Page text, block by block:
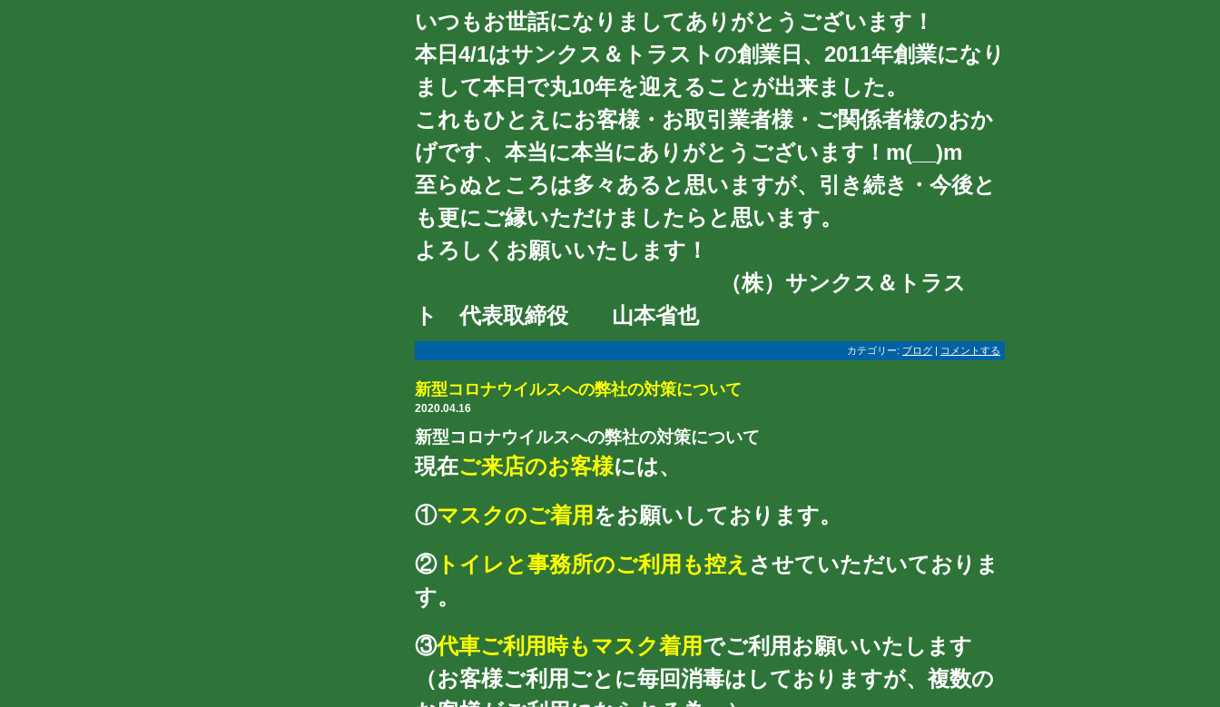
いつもお世話になりましてありがとうございます！
本日4/1はサンクス＆トラストの創業日、2011年創業になり
まして本日で丸10年を迎えることが出来ました。
これもひとえにお客様・お取引業者様・ご関係者様のおか
げです、本当に本当にありがとうございます！m(__)m
至らぬところは多々あると思いますが、引き続き・今後と
も更にご縁いただけましたらと思います。
よろしくお願いいたします！
（株）サンクス＆トラス
ト 代表取締役 山本省也
カテゴリー: ブログ | コメントする
新型コロナウイルスへの弊社の対策について
2020.04.16
新型コロナウイルスへの弊社の対策について
現在ご来店のお客様には、
①マスクのご着用 をお願いしております。
②トイレと事務所のご利用も控え させていただいておりま
す。
③代車ご利用時もマスク着用でご利用お願いいたします
（お客様ご利用ごとに毎回消毒はしておりますが、複数の